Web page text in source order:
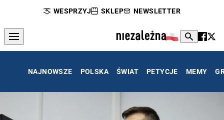
WESPRZYJ SKLEP NEWSLETTER
NAJNOWSZE POLSKA ŚWIAT PETYCJE MEMY